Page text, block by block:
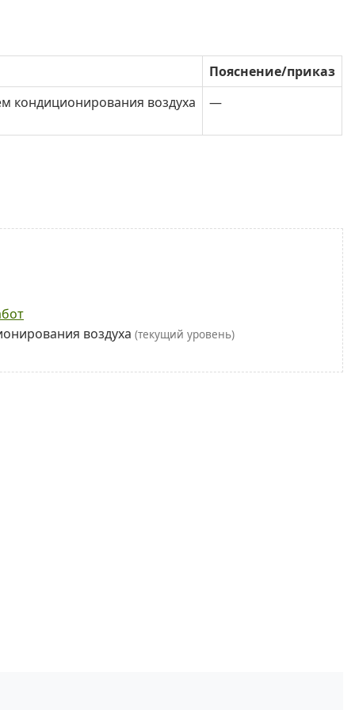
Пояснение/приказ
кондиционирования воздуха
—
воздуха (текущий уровень)